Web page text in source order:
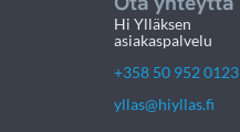
Hi Ylläksen
asiakaspalvelu
+358 50 952 0123
yllas@hiyllas.fi